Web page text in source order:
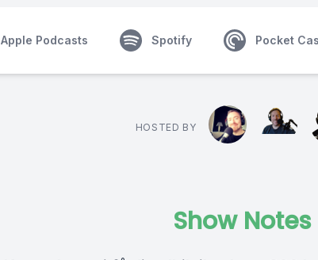
Apple Podcasts Spotify Pocket
HOSTED BY
Show Notes